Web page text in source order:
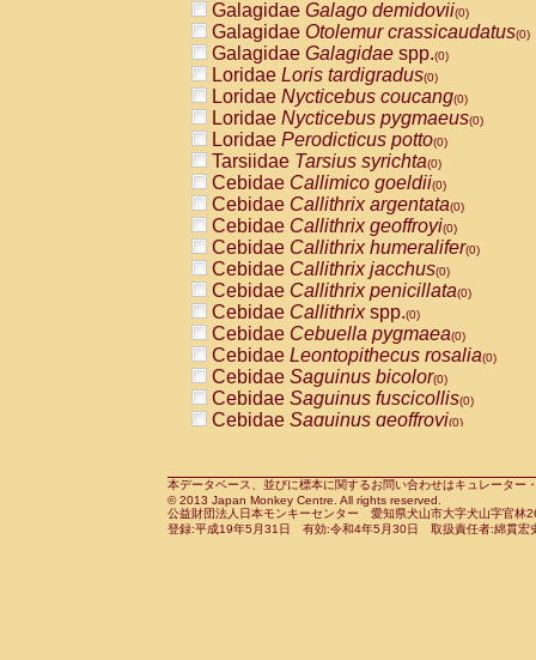
AtelidaeAteles geoffroyi(0)
AtelidaeAteles paniscus(0)
AtelidaeAtelesspp.(0)
Atelidae Lagothrix lagothricha
AtelidaeLagothrix lagothricha cana
PitheciidaeCacajao calvus
PitheciidaeCallicebus cupreus
PitheciidaeCallicebus donacophilus
PitheciidaeCallicebus moloch
PitheciidaeCallicebus torquatus
PitheciidaeCallicebusspp.(0)
PitheciidaeChiropotes satanas(0)
PitheciidaePithecia monachus
PitheciidaePithecia pithecia(0)
CercopithecidaeCercocebus agilis
CercopithecidaeCercocebus
CercopithecidaeCercocebus
CercopithecidaeCercocebus
CercopithecidaeCercocebus
CercopithecidaeCercocebushybrid
CercopithecidaePapio anubis(0)
CercopithecidaePapio cynocephalus
CercopithecidaePapio hamadryas(0)
Galagidae Galago demidovii(0)
Galagidae Otolemur crassicaudatus(0)
Galagidae Galagidae spp.(0)
Loridae Loris tardigradus(0)
Loridae Nycticebus coucang(0)
Loridae Nycticebus pygmaeus(0)
Loridae Perodicticus potto(0)
Tarsiidae Tarsius syrichta(0)
Cebidae Callimico goeldii(0)
Cebidae Callithrix argentata(0)
Cebidae Callithrix geoffroyi(0)
Cebidae Callithrix humeralifer(0)
Cebidae Callithrix jacchus(0)
Cebidae Callithrix penicillata(0)
Cebidae Callithrixspp.(0)
Cebidae Cebuella pygmaea(0)
Cebidae Leontopithecus rosalia(0)
Cebidae Saguinus bicolor(0)
Cebidae Saguinus fuscicollis(0)
Cebidae Saguinus geoffroyi(0)
CebidaeSaguinus leucopus(0)
CebidaeSaguinus midas(0)
Cebidae Saguinus mystax(0)
本データベース、並びに標本に関するお問い合わせはキュレータ
© 2013 Japan Monkey Centre. All rights reserved.
公益財団法人日本モンキーセンター 愛知県犬山市大字犬山字官
登録:平成19年5月31日 有効:令和4年5月30日 取扱責任者:綿貫宏